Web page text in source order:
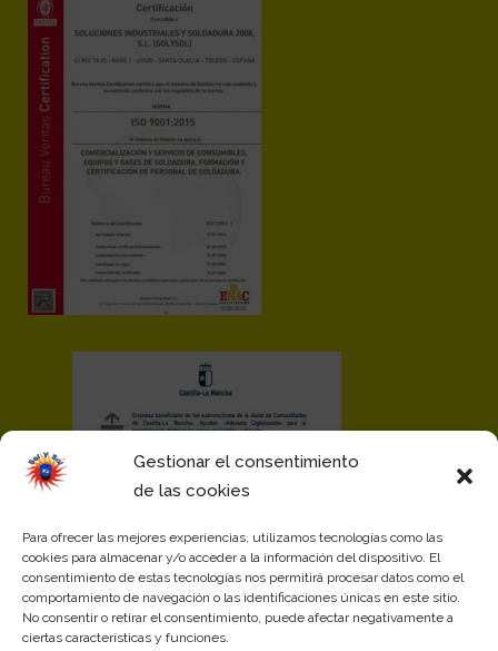
Gestionar el consentimiento
de las cookies
Para ofrecer las mejores experiencias, utilizamos tecnologías como las
cookies para almacenar y/o acceder a la información del dispositivo. El
consentimiento de estas tecnologías nos permitirá procesar datos como el
comportamiento de navegación o las identificaciones únicas en este sitio.
No consentir o retirar el consentimiento, puede afectar negativamente a
ciertas características y funciones.